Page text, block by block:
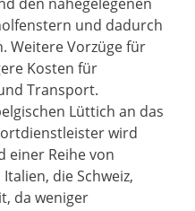
und dadurch
Weitere Vorzüge für
Kosten für
Transport.
Lüttich an das
wird
einer Reihe von
die Schweiz,
da weniger